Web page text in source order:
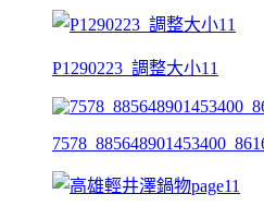
P1290223_調整大小11